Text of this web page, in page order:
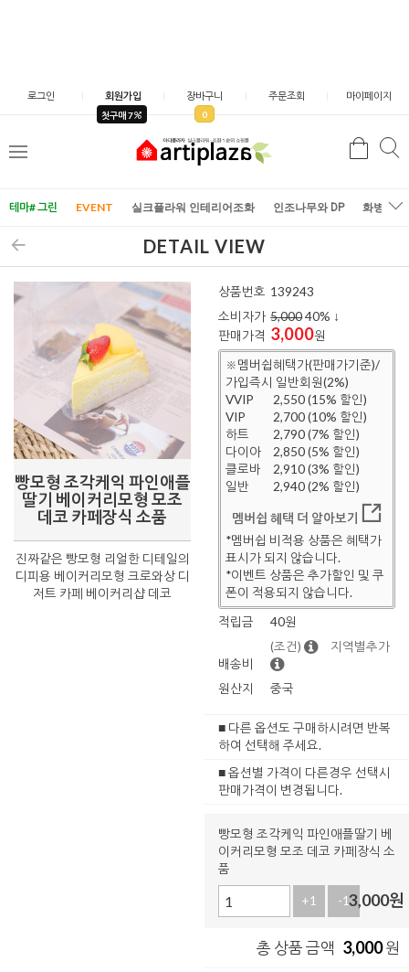
로그인 회원가입
첫구매 7
장바구니
0
주문조회 마이페이지
메
검
테마# 그린 EVENT 실크플라워 인테리어조화 인조나무와 DP 화병/화
DETAIL VIEW
빵모형 조각케익 파인애플
딸기 베이커리모형 모조
데코 카페장식 소품
진짜같은 빵모형 리얼한 디테일의
디피용 베이커리모형 크로와상 디
저트 카페 베이커리샵 데코
상품번호 139243
소비자가 5,00040% ↓
판매가격 3,000원
※멤버쉽혜택가(판매가기준)/
가입즉시 일반회원(2%)
VVIP
2,550 (15% 할인)
VIP
2,700 (10% 할인)
하트
2,790 (7% 할인)
다이아
2,850 (5% 할인)
클로바
2,910 (3% 할인)
일반
2,940 (2% 할인)
멤버쉽 혜택 더 알아보기
*멤버쉽 비적용 상품은 혜택가
표시가 되지 않습니다.
*이벤트 상품은 추가할인 및 쿠
폰이 적용되지 않습니다.
적립금
40원
배송비
(조건) 지역별추가
원산지 중국
■ 다른 옵션도 구매하시려면 반복
하여 선택해 주세요.
■ 옵션별 가격이 다른경우 선택시
판매가격이 변경됩니다.
빵모형 조각케익 파인애플딸기 베
이커리모형 모조 데코 카페장식 소
품
+1 -13,000원
총 상품 금액 3,000원